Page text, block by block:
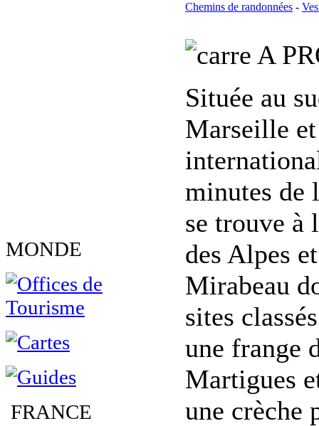
MONDE
FRANCE
Chemins de randonnées -
A
Située au
Marseille
minutes de
se trouve à
des Alpes
Mirabeau
sites
une frange
Martigues
une crèche